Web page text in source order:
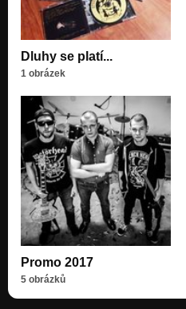
Dluhy se platí...
1 obrázek
Promo 2017
5 obrázků